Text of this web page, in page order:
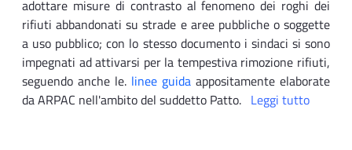
adottare misure di contrasto al fenomeno dei roghi dei
rifiuti abbandonati su strade e aree pubbliche o soggette
a uso pubblico; con lo stesso documento i sindaci si sono
impegnati ad attivarsi per la tempestiva rimozione rifiuti,
seguendo anche le. linee guida appositamente elaborate
da ARPAC nell'ambito del suddetto Patto. Leggi tutto